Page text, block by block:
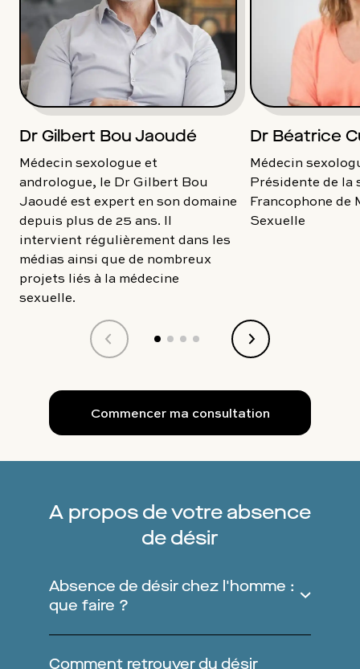
Dr Gilbert Bou Jaoudé
Médecin sexologue et
andrologue, le Dr Gilbert Bou
Jaoudé est expert en son domaine
depuis plus de 25 ans. Il
intervient régulièrement dans les
médias ainsi que de nombreux
projets liés à la médecine
sexuelle.
Dr Béatrice
Médecin
Présidente de la
Francophone de
Sexuelle
Commencer ma consultation
A propos de votre absence
de désir
Absence de désir chez l'homme :
que faire ?
persistante, alors il convient de
Comment retrouver du désir